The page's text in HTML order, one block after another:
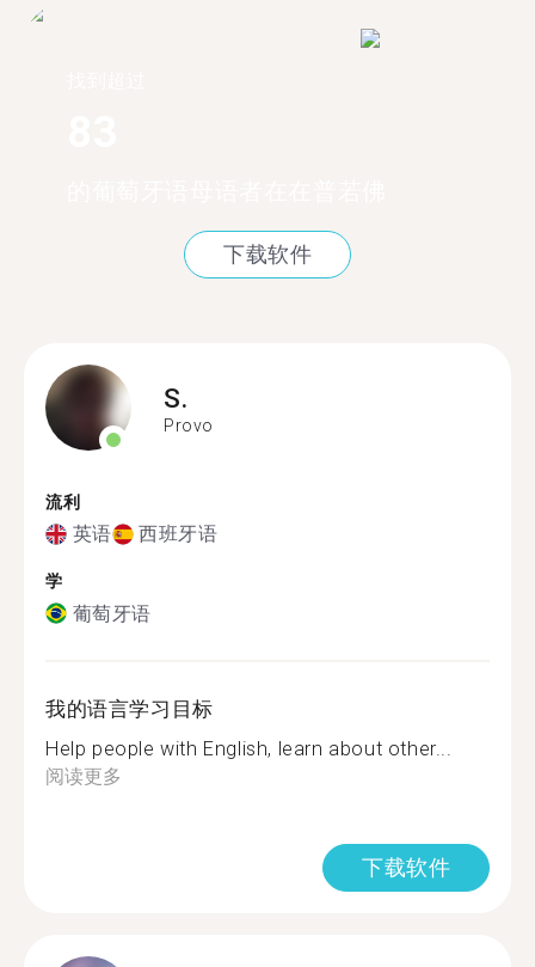
下载软件
S.
Provo
流利
英语 西班牙语
学
葡萄牙语
我的语言学习目标
Help people with English, learn about other...
阅读更多
下载软件